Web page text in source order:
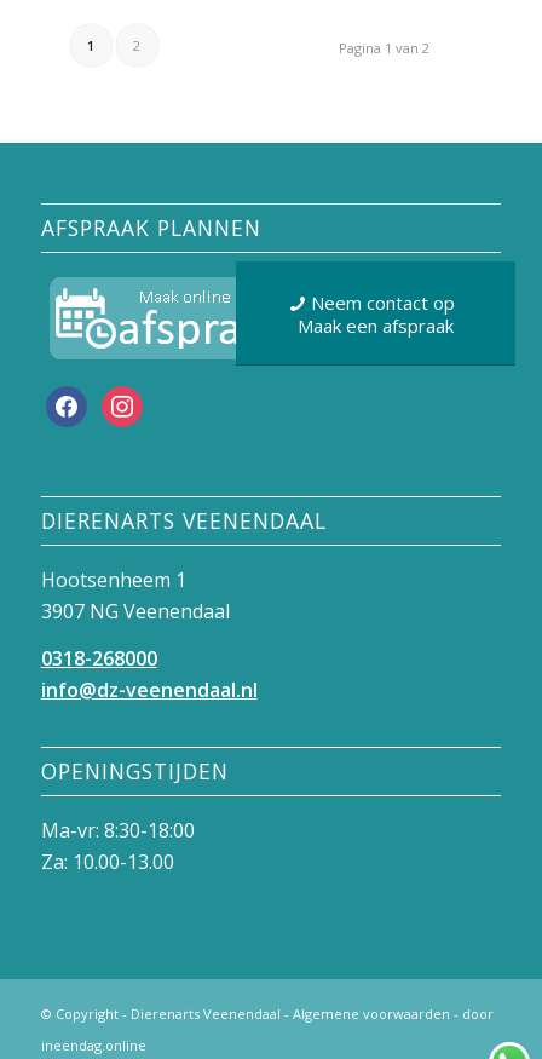
Pagina 1 van 2
1 2
AFSPRAAK PLANNEN
facebookinstagram
DIERENARTS VEENENDAAL
Hootsenheem 1
3907 NG Veenendaal
0318-268000
info@dz-veenendaal.nl
OPENINGSTIJDEN
Ma-vr: 8:30-18:00
Za: 10.00-13.00
Neem contact op
Maak een afspraak
© Copyright - Dierenarts Veenendaal - Algemene voorwaarden - door
ineendag.online